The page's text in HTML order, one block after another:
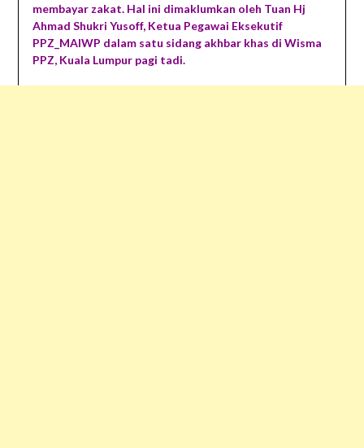
membayar zakat. Hal ini dimaklumkan oleh Tuan Hj
Ahmad Shukri Yusoff, Ketua Pegawai Eksekutif
PPZ_MAIWP dalam satu sidang akhbar khas di Wisma
PPZ, Kuala Lumpur pagi tadi.